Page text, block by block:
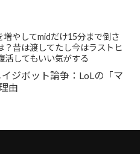
やしてmidだけ15分まで倒さ
？昔は渡してたし今はラストヒ
活してもいい気がする
ジボット論争：LoLの「マ
由